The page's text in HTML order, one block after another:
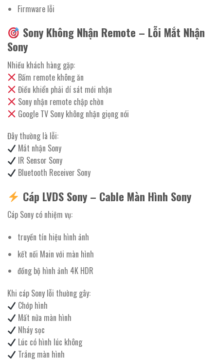
Firmware lỗi
Sony Không Nhận Remote – Lỗi Mắt Nhận
Sony
Nhiều khách hàng gặp:
Bấm remote không ăn
Điều khiển phải dí sát mới nhận
Sony nhận remote chập chờn
Google TV Sony không nhận giọng nói
Đây thường là lỗi:
Mắt nhận Sony
IR Sensor Sony
Bluetooth Receiver Sony
Cáp LVDS Sony – Cable Màn Hình Sony
Cáp Sony có nhiệm vụ:
truyền tín hiệu hình ảnh
kết nối Main với màn hình
đồng bộ hình ảnh 4K HDR
Khi cáp Sony lỗi thường gây:
Chớp hình
Mất nửa màn hình
Nháy sọc
Lúc có hình lúc không
Trắng màn hình